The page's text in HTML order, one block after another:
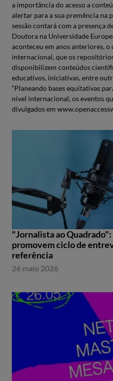
a importância do acesso a
alertar para a sua premência na
sessão contará com a presença
Doutora na Universidade
aconteceu em anos anteriores, o
internacional, que os
disponibilizem conteúdos
educativos, iniciativas, entre
“Planeando bases equitativas
nível internacional, os eventos
divulgados em
"Jornalista ao
promovem ciclo de
referência
26 maio 2026